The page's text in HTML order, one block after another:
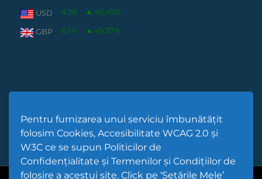
Pentru furnizarea unui serviciu îmbunătățit
folosim Cookies, Accesibilitate WCAG 2.0 și
W3C ce se supun Politicilor de
Confidențialitate și Termenilor și Condițiilor de
folosire a acestui site. Click pe ‘Setările Mele’
USD 4,56 +0,45%
GBP 6,14 +0,37%